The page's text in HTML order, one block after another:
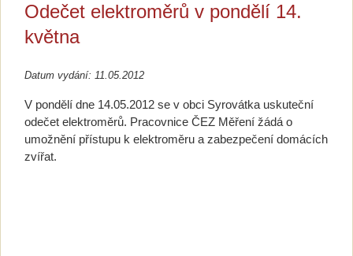
Odečet elektroměrů v pondělí 14.
května
Datum vydání: 11.05.2012
V pondělí dne 14.05.2012 se v obci Syrovátka uskuteční
odečet elektroměrů. Pracovnice ČEZ Měření žádá o
umožnění přístupu k elektroměru a zabezpečení domácích
zvířat.